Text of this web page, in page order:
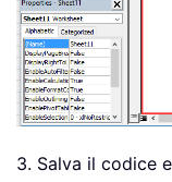
End
3. Salva il codice